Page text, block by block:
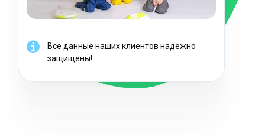
Все данные наших клиентов надежно
защищены!